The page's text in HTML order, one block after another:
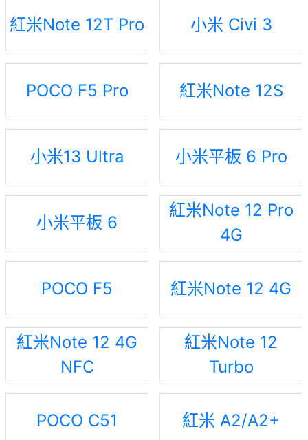
紅米Note 12T Pro 小米 Civi 3
POCO F5 Pro 紅米Note 12S
小米13 Ultra 小米平板 6 Pro
小米平板 6
紅米Note 12 Pro
4G
POCO F5 紅米Note 12 4G
紅米Note 12 4G
NFC
紅米Note 12
Turbo
POCO C51 紅米 A2/A2+